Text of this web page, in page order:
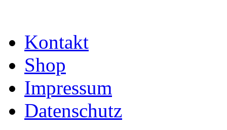
Kontakt
Shop
Impressum
Datenschutz